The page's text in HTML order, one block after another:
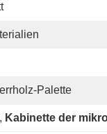
Palette
, Kabinette der